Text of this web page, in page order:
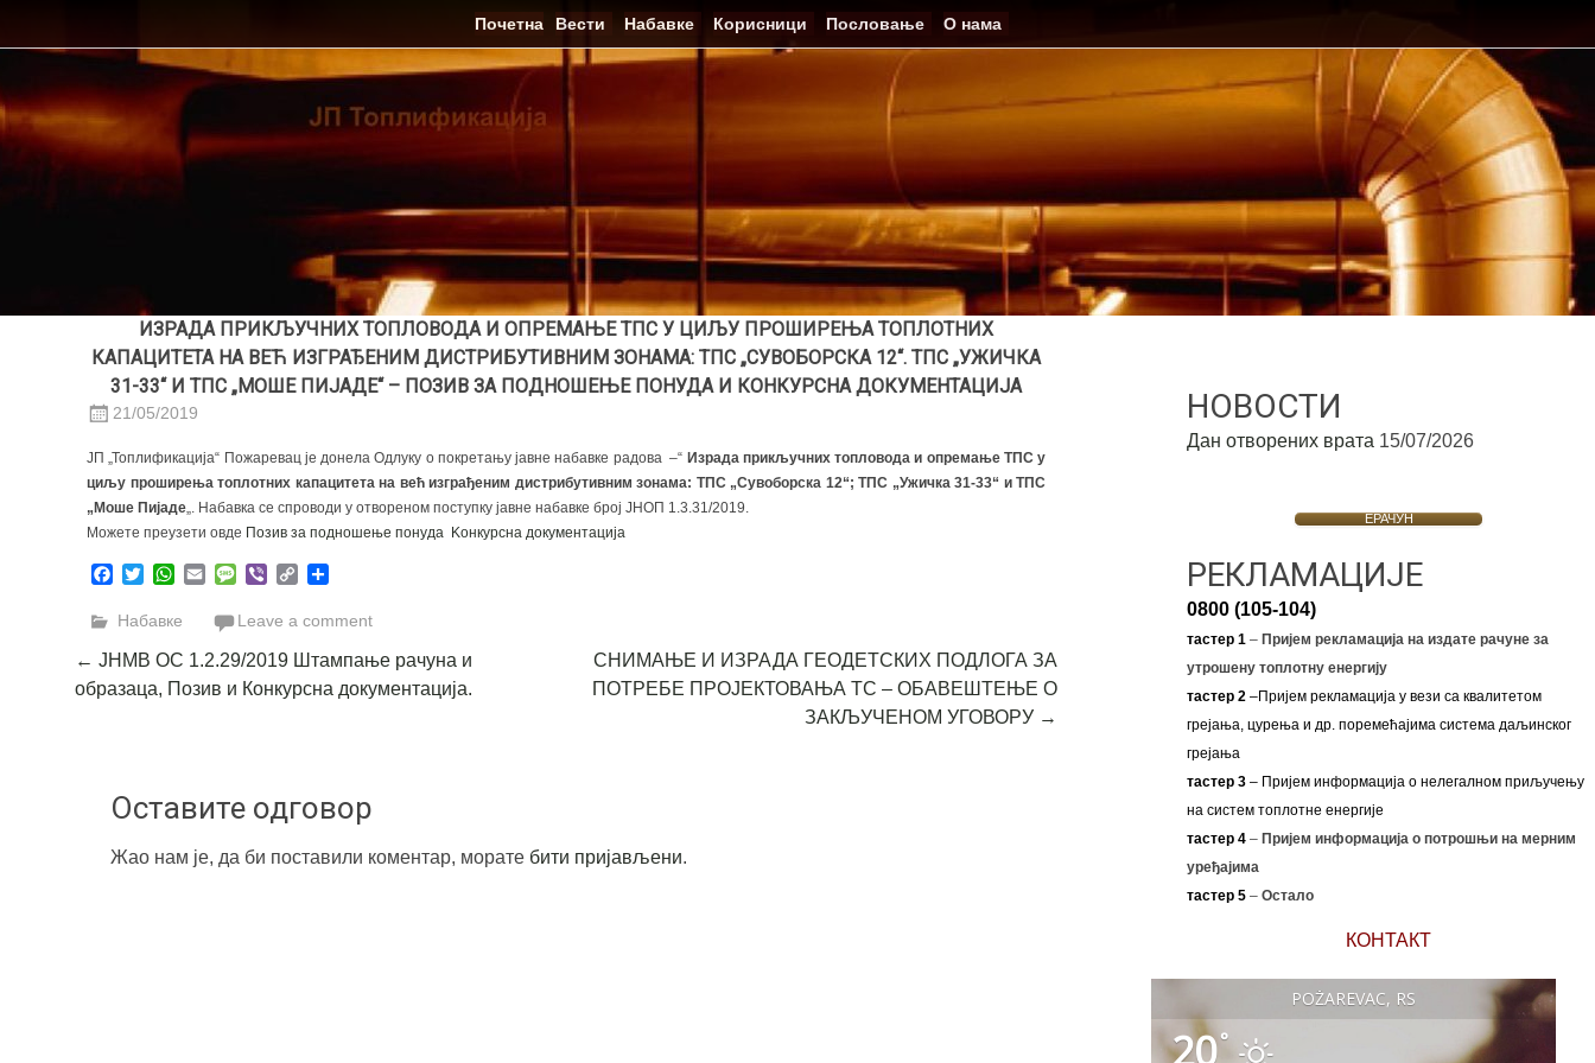
to ЈП Топлификација Почетна Вести Набавке Корисници Пословање О нама
ИЗРАДА ПРИКЉУЧНИХ ТОПЛОВОДА И ОПРЕМАЊЕ ТПС У ЦИЉУ ПРОШИРЕЊА ТОПЛОТНИХ
КАПАЦИТЕТА НА ВЕЋ ИЗГРАЂЕНИМ ДИСТРИБУТИВНИМ ЗОНАМА: ТПС „СУВОБОРСКА 12“. ТПС „УЖИЧКА
31-33“ И ТПС „МОШЕ ПИЈАДЕ“ – ПОЗИВ ЗА ПОДНОШЕЊЕ ПОНУДА И КОНКУРСНА ДОКУМЕНТАЦИЈА
21/05/2019
ЈП „Топлификација“ Пожаревац је донела Одлуку о покретању јавне набавке радова –“ Израда прикључних топловода и опремање ТПС у
циљу проширења топлотних капацитета на већ изграђеним дистрибутивним зонама: ТПС „Сувоборска 12“; ТПС „Ужичка 31-33“ и ТПС
„Моше Пијаде„. Набавка се спроводи у отвореном поступку јавне набавке број ЈНОП 1.3.31/2019.
Можете преузети овде Позив за подношење понуда Kонкурсна документација
Facebook
TwitterWhatsApp
EmailMessage
Viber Copy
Набавке Leave a comment
Post
navigation
← ЈНМВ ОС 1.2.29/2019 Штампање рачуна и
образаца, Позив и Конкурсна документација.
СНИМАЊЕ И ИЗРАДА ГЕОДЕТСКИХ ПОДЛОГА ЗА
ПОТРЕБЕ ПРОЈЕКТОВАЊА ТС – ОБАВЕШТЕЊЕ О
ЗАКЉУЧЕНОМ УГОВОРУ →
Оставите одговор
Жао нам је, да би поставили коментар, морате бити пријављени.
НОВОСТИ
Дан отворених врата 15/07/2026
ЕРАЧУН
РЕКЛАМАЦИЈЕ
0800 (105-104)
тастер 1–Пријем рекламација на издате рачуне за
утрошену топлотну енергију
тастер 2–Пријем рекламација у вези са квалитетом
грејања, цурења и др. поремећајима система даљинског
грејања
тастер 3– Пријем информација о нелегалном приључењу
на систем топлотне енергије
тастер 4 – Пријем информација о потрошњи на мерним
уређајима
тастер 5 – Остало
КОНТАКТ
POŽAREVAC, RS
20°